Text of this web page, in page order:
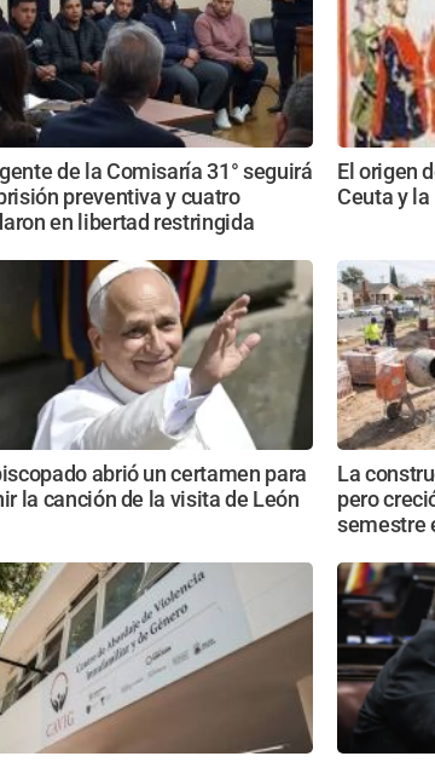
de la Comisaría 31° seguirá
preventiva y cuatro
en libertad restringida
El origen
Ceuta y
abrió un certamen para
la canción de la visita de León
La
pero
semestre